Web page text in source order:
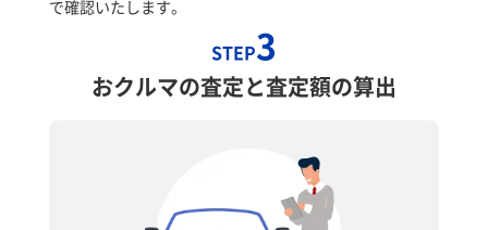
で確認いたします。
STEP3
おクルマの査定と査定額の算出